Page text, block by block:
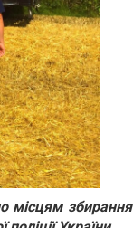
місцям збирання